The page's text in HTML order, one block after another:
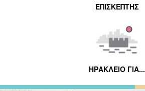
ΕΠΙΣΚΕΠΤΗΣ
ΗΡΑΚΛΕΙΟ ΓΙΑ...